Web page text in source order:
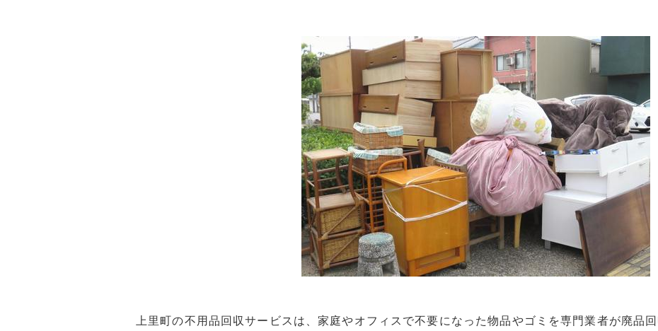
上里町の不用品回収サービスは、家庭やオフィスで不要になった物品やゴミを専門業者が廃品